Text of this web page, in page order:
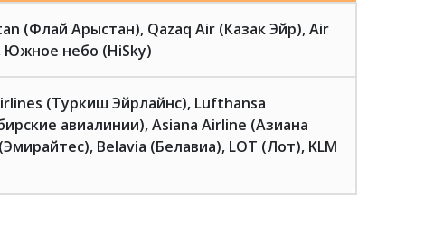
(Флай Арыстан), Qazaq Air (Казак Эйр), Air
Южное небо (HiSky)
(Туркиш Эйрлайнс), Lufthansa
авиалинии), Asiana Airline (Азиана
Belavia (Белавиа), LOT (Лот), KLM